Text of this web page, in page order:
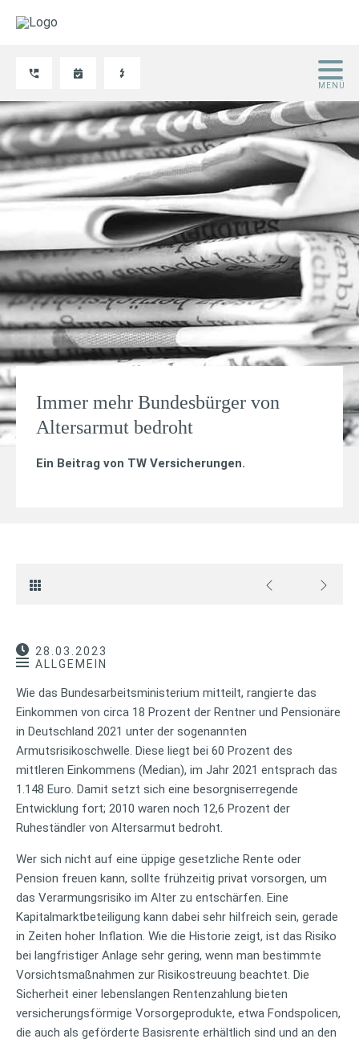
Immer mehr Bundesbürger von
Altersarmut bedroht
Ein Beitrag von TW Versicherungen.
28.03.2023
ALLGEMEIN
Wie das Bundesarbeitsministerium mitteilt, rangierte das
Einkommen von circa 18 Prozent der Rentner und Pensionäre
in Deutschland 2021 unter der sogenannten
Armutsrisikoschwelle. Diese liegt bei 60 Prozent des
mittleren Einkommens (Median), im Jahr 2021 entsprach das
1.148 Euro. Damit setzt sich eine besorgniserregende
Entwicklung fort; 2010 waren noch 12,6 Prozent der
Ruheständler von Altersarmut bedroht.
Wer sich nicht auf eine üppige gesetzliche Rente oder
Pension freuen kann, sollte frühzeitig privat vorsorgen, um
das Verarmungsrisiko im Alter zu entschärfen. Eine
Kapitalmarktbeteiligung kann dabei sehr hilfreich sein, gerade
in Zeiten hoher Inflation. Wie die Historie zeigt, ist das Risiko
bei langfristiger Anlage sehr gering, wenn man bestimmte
Vorsichtsmaßnahmen zur Risikostreuung beachtet. Die
Sicherheit einer lebenslangen Rentenzahlung bieten
versicherungsförmige Vorsorgeprodukte, etwa Fondspolicen,
die auch als geförderte Basisrente erhältlich sind und an den